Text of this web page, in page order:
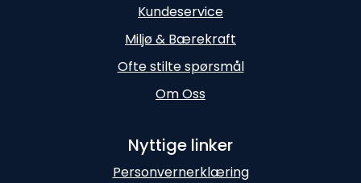
Kundeservice
Miljø & Bærekraft
Ofte stilte spørsmål
Om Oss
Nyttige linker
Personvernerklæring